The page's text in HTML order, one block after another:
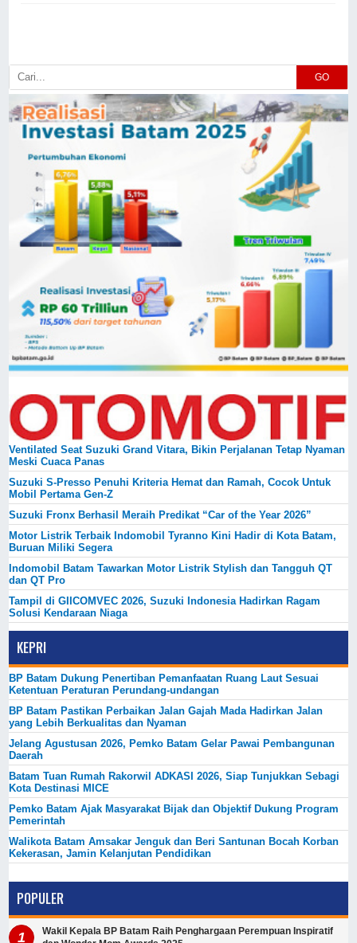
GO
Ventilated Seat Suzuki Grand Vitara, Bikin Perjalanan Tetap Nyaman
Meski Cuaca Panas
Suzuki S-Presso Penuhi Kriteria Hemat dan Ramah, Cocok Untuk
Mobil Pertama Gen-Z
Suzuki Fronx Berhasil Meraih Predikat “Car of the Year 2026”
Motor Listrik Terbaik Indomobil Tyranno Kini Hadir di Kota Batam,
Buruan Miliki Segera
Indomobil Batam Tawarkan Motor Listrik Stylish dan Tangguh QT
dan QT Pro
Tampil di GIICOMVEC 2026, Suzuki Indonesia Hadirkan Ragam
Solusi Kendaraan Niaga
KEPRI
BP Batam Dukung Penertiban Pemanfaatan Ruang Laut Sesuai
Ketentuan Peraturan Perundang-undangan
BP Batam Pastikan Perbaikan Jalan Gajah Mada Hadirkan Jalan
yang Lebih Berkualitas dan Nyaman
Jelang Agustusan 2026, Pemko Batam Gelar Pawai Pembangunan
Daerah
Batam Tuan Rumah Rakorwil ADKASI 2026, Siap Tunjukkan Sebagi
Kota Destinasi MICE
Pemko Batam Ajak Masyarakat Bijak dan Objektif Dukung Program
Pemerintah
Walikota Batam Amsakar Jenguk dan Beri Santunan Bocah Korban
Kekerasan, Jamin Kelanjutan Pendidikan
POPULER
Wakil Kepala BP Batam Raih Penghargaan Perempuan Inspiratif